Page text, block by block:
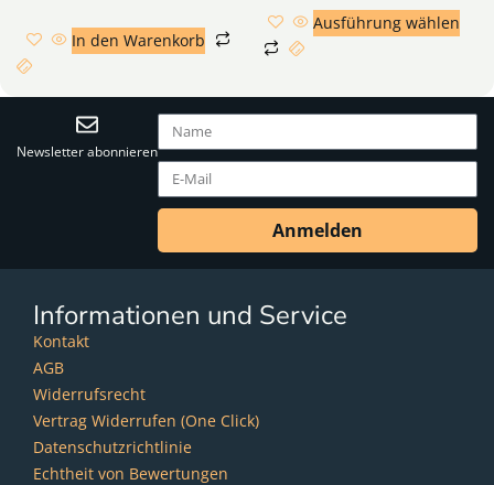
In den Warenkorb
Ausführung wählen
Newsletter abonnieren
Anmelden
Informationen und Service
Kontakt
AGB
Widerrufsrecht
Vertrag Widerrufen (One Click)
Datenschutzrichtlinie
Echtheit von Bewertungen